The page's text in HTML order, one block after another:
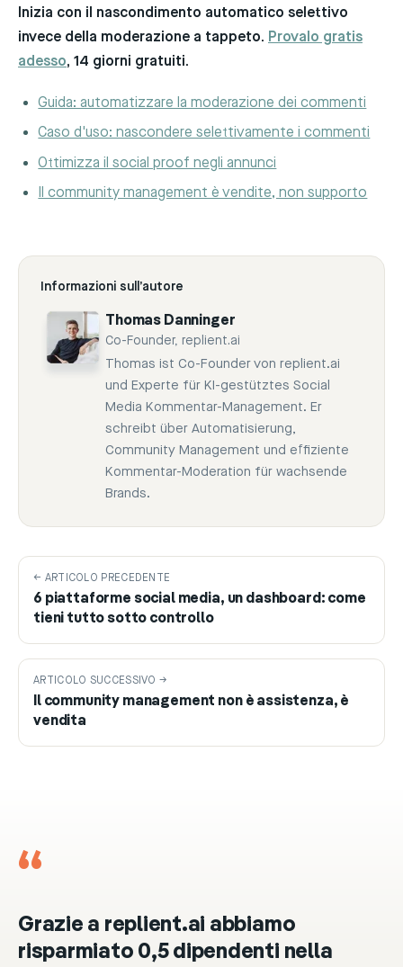
Inizia con il nascondimento automatico selettivo
invece della moderazione a tappeto. Provalo gratis
adesso, 14 giorni gratuiti.
Guida: automatizzare la moderazione dei commenti
Caso d'uso: nascondere selettivamente i commenti
Ottimizza il social proof negli annunci
Il community management è vendite, non supporto
Informazioni sull’autore
Thomas Danninger
Co-Founder, replient.ai
Thomas ist Co-Founder von replient.ai
und Experte für KI-gestütztes Social
Media Kommentar-Management. Er
schreibt über Automatisierung,
Community Management und effiziente
Kommentar-Moderation für wachsende
Brands.
← ARTICOLO PRECEDENTE
6 piattaforme social media, un dashboard: come
tieni tutto sotto controllo
ARTICOLO SUCCESSIVO →
Il community management non è assistenza, è
vendita
“
Grazie a replient.ai abbiamo
risparmiato 0,5 dipendenti nella